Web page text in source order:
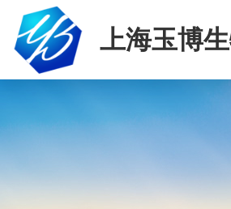
上海玉博